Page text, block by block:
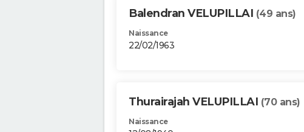
Balendran VELUPILLAI (49 ans)
Naissance
22/02/1963
Thurairajah VELUPILLAI (70 ans)
Naissance